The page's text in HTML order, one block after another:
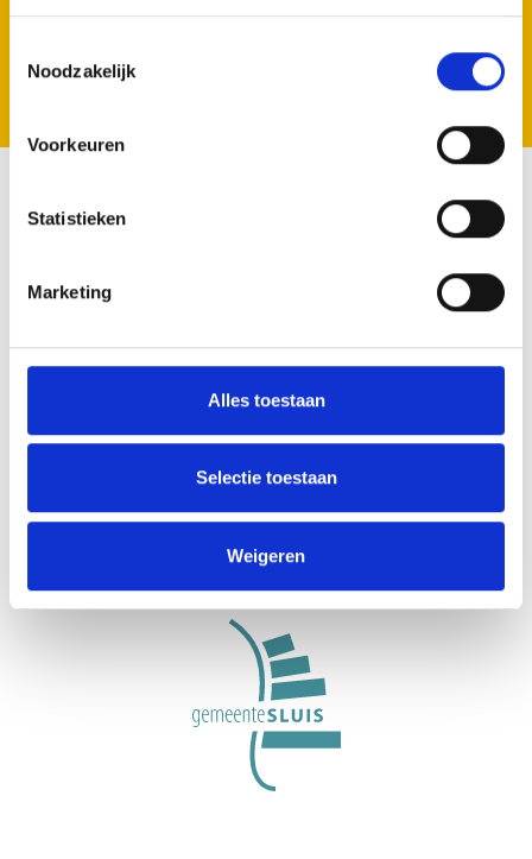
Noodzakelijk
Voorkeuren
Statistieken
Marketing
Alles toestaan
Selectie toestaan
Weigeren
VisitZeeuwsVlaanderen.nl ist eine Initiative der
organisation für regionale Werbung und
Gastfreundschaft in der Gemeinde Sluis.